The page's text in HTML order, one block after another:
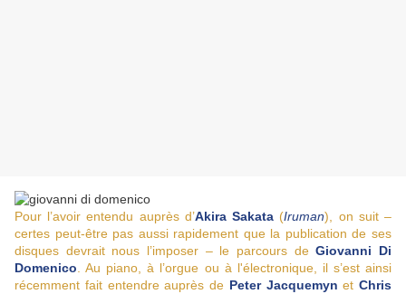
Pour l’avoir entendu auprès d’Akira Sakata (Iruman), on suit –
certes peut-être pas aussi rapidement que la publication de ses
disques devrait nous l’imposer – le parcours deGiovanni Di
Domenico . Au piano, à l’orgue ou à l'électronique, il s’est ainsi
récemment fait entendre auprès de Peter Jacquemyn et Chris